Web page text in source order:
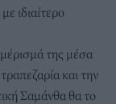
ιδιαίτερο
της μέσα
και την
Σαμάνθα θα το